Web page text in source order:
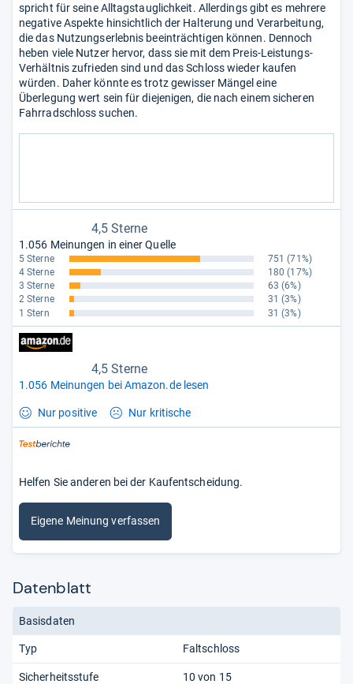
spricht für seine Alltagstauglichkeit. Allerdings gibt es mehrere
negative Aspekte hinsichtlich der Halterung und Verarbeitung,
die das Nutzungserlebnis beeinträchtigen können. Dennoch
heben viele Nutzer hervor, dass sie mit dem Preis-Leistungs-
Verhältnis zufrieden sind und das Schloss wieder kaufen
würden. Daher könnte es trotz gewisser Mängel eine
Überlegung wert sein für diejenigen, die nach einem sicheren
Fahrradschloss suchen.
4,5 Sterne
1.056 Meinungen in einer Quelle
5 Sterne 751 (71%)
4 Sterne
180 (17%)
3 Sterne
63 (6%)
2 Sterne
31 (3%)
1 Stern
31 (3%)
4,5 Sterne
1.056 Meinungen bei Amazon.de lesen
Nur positive Nur kritische
Helfen Sie anderen bei der Kaufentscheidung.
Eigene Meinung verfassen
Datenblatt
Basisdaten
Typ Faltschloss
Sicherheitsstufe 10 von 15